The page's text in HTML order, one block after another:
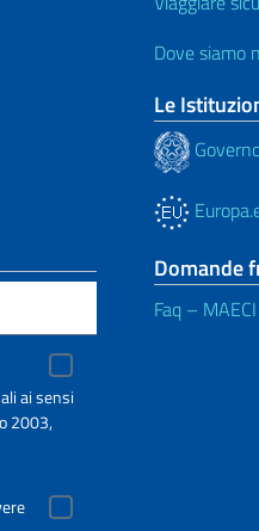
ai sensi
2003,
Dove siamo
Le
Domande
Faq – MAECI